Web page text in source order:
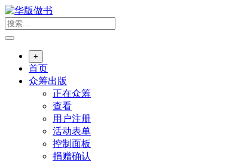
跳
转
到
+
首页
众筹出版
正在众筹
查看
用户注册
活动表单
控制面板
捐赠确认